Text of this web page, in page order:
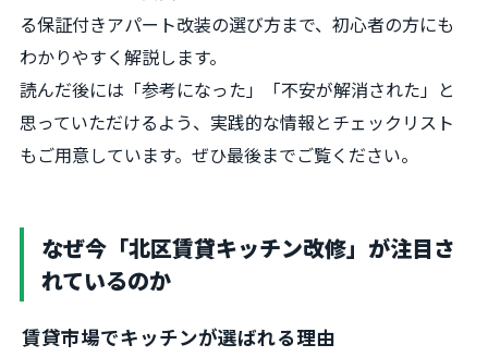
る保証付きアパート改装の選び方まで、初心者の方にも
わかりやすく解説します。
読んだ後には「参考になった」「不安が解消された」と
思っていただけるよう、実践的な情報とチェックリスト
もご用意しています。ぜひ最後までご覧ください。
なぜ今「北区賃貸キッチン改修」が注目さ
れているのか
賃貸市場でキッチンが選ばれる理由